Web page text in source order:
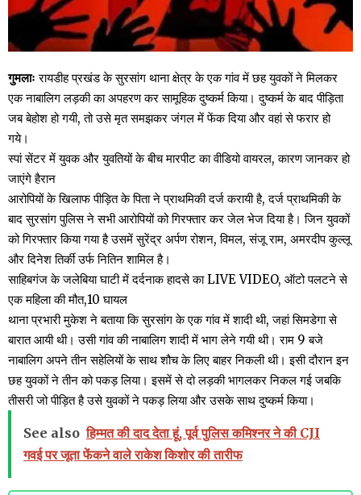
गुमलाः रायडीह प्रखंड के सुरसांग थाना क्षेत्र के एक गांव में छह युवकों ने मिलकर
एक नाबालिग लड़की का अपहरण कर सामूहिक दुष्कर्म किया। दुष्कर्म के बाद पीड़िता
जब बेहोश हो गयी, तो उसे मृत समझकर जंगल में फेंक दिया और वहां से फरार हो
गये।
स्पां सेंटर में युवक और युवतियों के बीच मारपीट का वीडियो वायरल, कारण जानकर हो
जाएंगे हैरान
आरोपियों के खिलाफ पीड़ित के पिता ने प्राथमिकी दर्ज करायी है, दर्ज प्राथमिकी के
बाद सुरसांग पुलिस ने सभी आरोपियों को गिरफ्तार कर जेल भेज दिया है। जिन युवकों
को गिरफ्तार किया गया है उसमें सुरेंद्र अर्पण रोशन, विमल, संजू राम, अमरदीप कुल्लू
और दिनेश तिर्की उर्फ नितिन शामिल है।
साहिबगंज के जलेबिया घाटी में दर्दनाक हादसे का LIVE VIDEO, ऑटो पलटने से
एक महिला की मौत,10 घायल
थाना प्रभारी मुकेश ने बताया कि सुरसांग के एक गांव में शादी थी, जहां सिमडेगा से
बारात आयी थी। उसी गांव की नाबालिग शादी में भाग लेने गयी थी। राम 9 बजे
नाबालिग अपने तीन सहेलियों के साथ शौच के लिए बाहर निकली थी। इसी दौरान इन
छह युवकों ने तीन को पकड़ लिया। इसमें से दो लड़की भागलकर निकल गई जबकि
तीसरी जो पीड़ित है उसे युवकों ने पकड़ लिया और उसके साथ दुष्कर्म किया।
See also हिम्मत की दाद देता हूं, पूर्व पुलिस कमिश्नर ने की CJI
गवई पर जूता फेंकने वाले राकेश किशोर की तारीफ